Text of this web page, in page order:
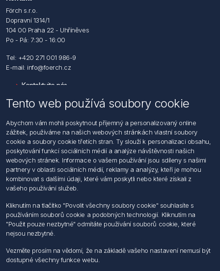
Förch s.r.o.
Dopravní 1314/1
104 00 Praha 22 - Uhříněves
Po - Pá: 7:30 - 16:00
Tel: +420 271 001 986-9
E-mail: info@foerch.cz
Kontaktujte nás
Hledat
Dodržování předpisů
Zásady zpracování osobních údajů fyzických osob
Podmínky zasílání elektronických dokumentu
Všeobecné dodací a obchodní podmínky
Informace o nakládaní s elektroodpadem
Můj účet
Můj účet
Objednávky
Adresy
Tento web používá soubory cookie
Abychom vám mohli poskytnout příjemný a personalizovaný online
zážitek, používáme na našich webových stránkách vlastní soubory
cookie a soubory cookie třetích stran. Ty slouží k personalizaci obsahu,
poskytování funkcí sociálních médií a analýze návštěvnosti našich
webových stránek. Informace o vašem používání jsou sdíleny s našimi
partnery v oblasti sociálních médií, reklamy a analýzy, kteří je mohou
kombinovat s dalšími údaji, které vám poskytli nebo které získali z
vašeho používání služeb.
Kliknutím na tlačítko "Povolit všechny soubory cookie" souhlasíte s
používáním souborů cookie a podobných technologií. Kliknutím na
"Použit pouze nezbytné" odmítáte používání souborů cookie, které
nejsou nezbytné.
Vezměte prosím na vědomí, že na základě vašeho nastavení nemusí být
dostupné všechny funkce webu.